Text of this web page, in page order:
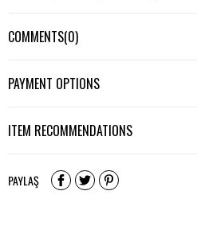
-Sporcuların konforu için yan yırtmaçları vardır.
-Makinede 30 derecede yıkaması tavsiye edilir.
COMMENTS(0)
PAYMENT OPTIONS
ITEM RECOMMENDATIONS
PAYLAŞ